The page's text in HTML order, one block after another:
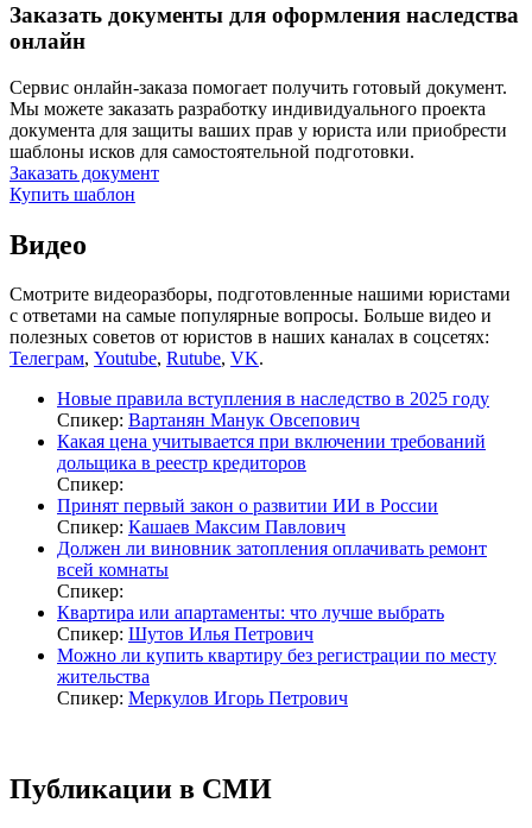
Заказать документы для оформления наследства
онлайн
Сервис онлайн-заказа помогает получить готовый документ.
Мы можете заказать разработку индивидуального проекта
документа для защиты ваших прав у юриста или приобрести
шаблоны исков для самостоятельной подготовки.
Заказать документ
Купить шаблон
Видео
Смотрите видеоразборы, подготовленные нашими юристами
с ответами на самые популярные вопросы. Больше видео и
полезных советов от юристов в наших каналах в соцсетях:
Телеграм, Youtube, Rutube, VK.
Новые правила вступления в наследство в 2025 году
Спикер: Вартанян Манук Овсепович
Какая цена учитывается при включении требований
дольщика в реестр кредиторов
Спикер:
Принят первый закон о развитии ИИ в России
Спикер: Кашаев Максим Павлович
Должен ли виновник затопления оплачивать ремонт
всей комнаты
Спикер:
Квартира или апартаменты: что лучше выбрать
Спикер: Шутов Илья Петрович
Можно ли купить квартиру без регистрации по месту
жительства
Спикер: Меркулов Игорь Петрович
Публикации в СМИ